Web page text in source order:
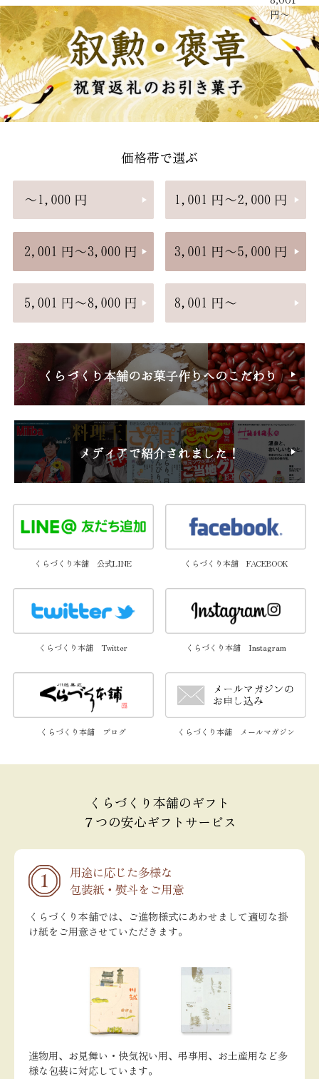
円〜
価格帯で選ぶ
くらづくり本舗 公式LINE くらづくり本舗 FACEBOOK
くらづくり本舗 Twitter くらづくり本舗 Instagram
くらづくり本舗 ブログ くらづくり本舗 メールマガジン
くらづくり本舗のギフト
７つの安心ギフトサービス
用途に応じた多様な
包装紙・熨斗をご用意
くらづくり本舗では、ご進物様式にあわせまして適切な掛
け紙をご用意させていただきます。
進物用、お見舞い・快気祝い用、弔事用、お土産用など多
様な包装に対応しています。